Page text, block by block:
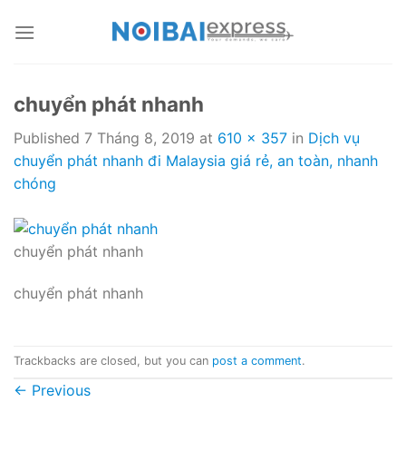
chuyển phát nhanh
Published 7 Tháng 8, 2019 at 610 × 357 in Dịch vụ
chuyển phát nhanh đi Malaysia giá rẻ, an toàn, nhanh
chóng
chuyển phát nhanh
chuyển phát nhanh
Trackbacks are closed, but you can post a comment.
← Previous